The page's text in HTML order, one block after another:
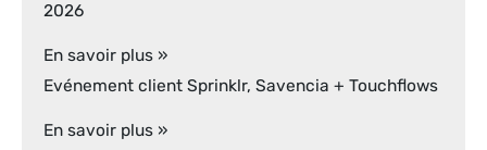
2026
En savoir plus »
Evénement client Sprinklr, Savencia + Touchflows
En savoir plus »